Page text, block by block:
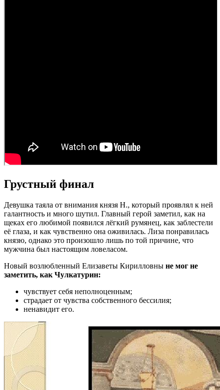
Грустный финал
Девушка таяла от внимания князя Н., который проявлял к ней
галантность и много шутил. Главный герой заметил, как на
щеках его любимой появился лёгкий румянец, как заблестели
её глаза, и как чувственно она оживилась. Лиза понравилась
князю, однако это произошло лишь по той причине, что
мужчина был настоящим ловеласом.
Новый возлюбленный Елизаветы Кирилловны не мог не
заметить, как Чулкатурин:
чувствует себя неполноценным;
страдает от чувства собственного бессилия;
ненавидит его.